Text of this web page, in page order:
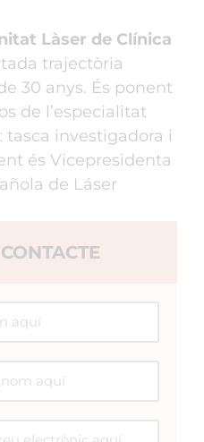
Làser de Clínica
trajectòria
30 anys. És ponent
de l’especialitat
investigadora i
és Vicepresidenta
de Láser